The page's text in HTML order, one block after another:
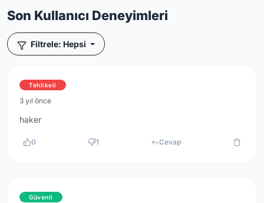
Son Kullanıcı Deneyimleri
Filtrele: Hepsi
Tehlikeli
3 yıl önce
haker
0 1 Cevap
Güvenli